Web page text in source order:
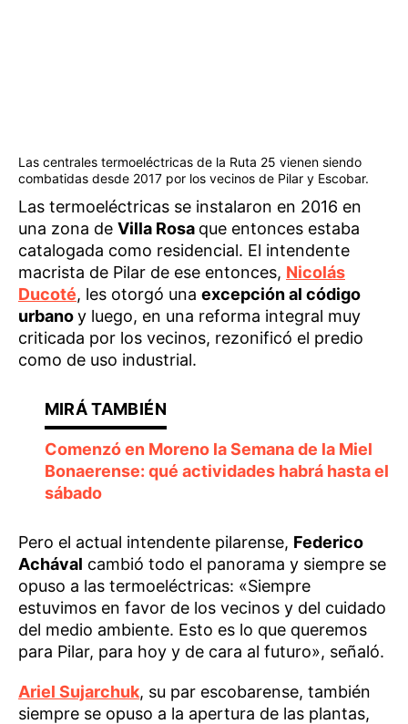
Las centrales termoeléctricas de la Ruta 25 vienen siendo
combatidas desde 2017 por los vecinos de Pilar y Escobar.
Las termoeléctricas se instalaron en 2016 en
una zona de Villa Rosa que entonces estaba
catalogada como residencial. El intendente
macrista de Pilar de ese entonces, Nicolás
Ducoté, les otorgó una excepción al código
urbanoy luego, en una reforma integral muy
criticada por los vecinos, rezonificó el predio
como de uso industrial.
Comenzó en Moreno la Semana de la Miel
Bonaerense: qué actividades habrá hasta el
sábado
Pero el actual intendente pilarense, Federico
Achával cambió todo el panorama y siempre se
opuso a las termoeléctricas: «Siempre
estuvimos en favor de los vecinos y del cuidado
del medio ambiente. Esto es lo que queremos
para Pilar, para hoy y de cara al futuro», señaló.
Ariel Sujarchuk, su par escobarense, también
siempre se opuso a la apertura de las plantas,